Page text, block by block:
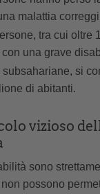
malattia
tra cui oltre
una grave
subsahariane, si
di abitanti.
vizioso
sono
non possono